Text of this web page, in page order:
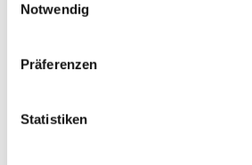
Notwendig
Präferenzen
Statistiken
Dies könnte Sie